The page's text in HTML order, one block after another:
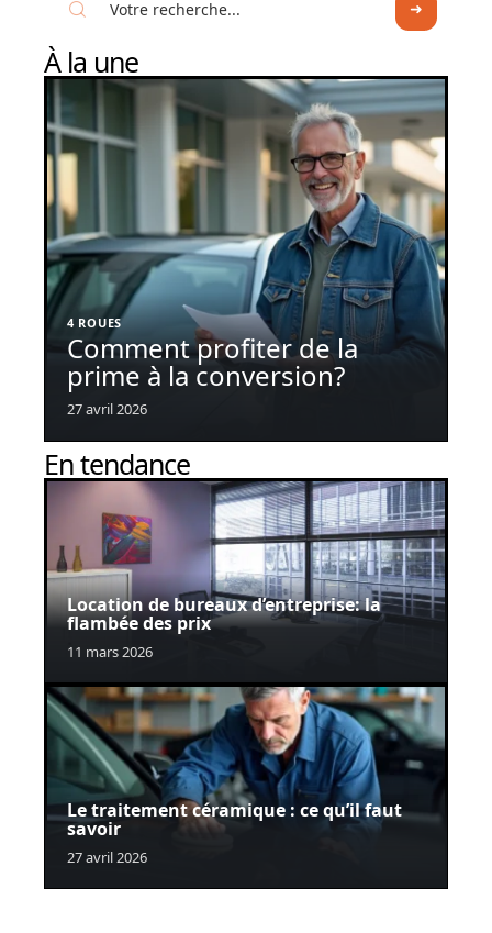
À la une
4 ROUES
Comment profiter de la
prime à la conversion?
27 avril 2026
En tendance
Location de bureaux d’entreprise: la
flambée des prix
11 mars 2026
Le traitement céramique : ce qu’il faut
savoir
27 avril 2026